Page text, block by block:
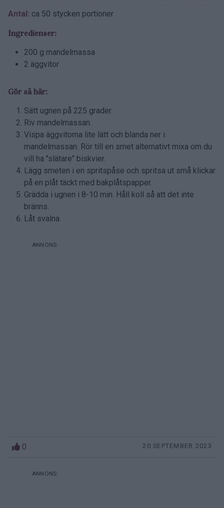
Antal: ca 50 stycken portioner
Ingredienser:
200 g mandelmassa
2 äggvitor
Gör så här:
Sätt ugnen på 225 grader.
Riv mandelmassan.
Vispa äggvitorna lite lätt och blanda ner i
mandelmassan. Rör till en smet alternativt mixa om du
vill ha "slätare" biskvier.
Lägg smeten i en spritspåse och spritsa ut små klickar
på en plåt täckt med bakplåtspapper.
Grädda i ugnen i 8-10 min. Håll koll så att det inte
bränns.
Låt svalna.
0 20 SEPTEMBER 2023